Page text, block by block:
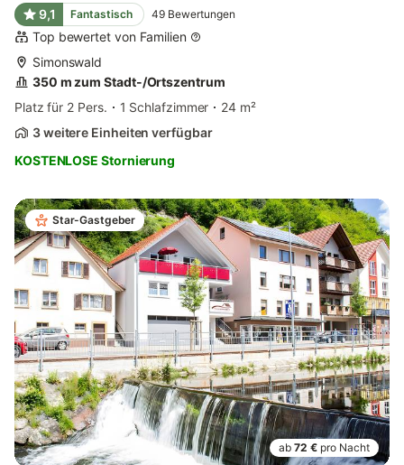
9,1 Fantastisch 49 Bewertungen
Top bewertet von Familien
Simonswald
350 m zum Stadt-/Ortszentrum
Platz für 2 Pers.
1 Schlafzimmer
24 m²
3 weitere Einheiten verfügbar
KOSTENLOSE Stornierung
Star-Gastgeber
ab 72 € pro Nacht